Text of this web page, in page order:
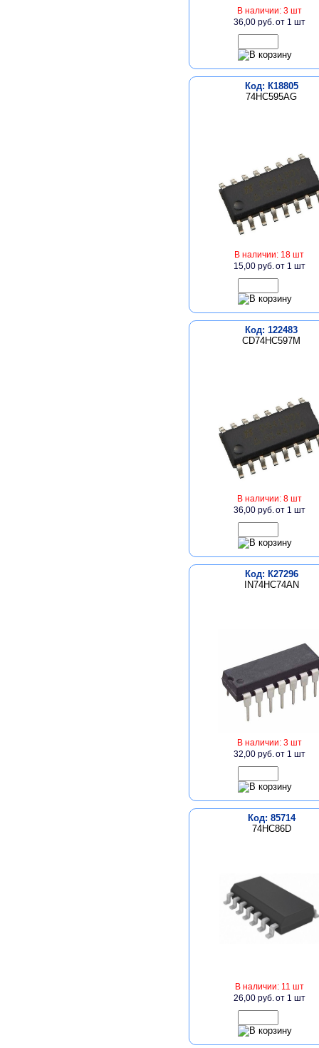
В наличии: 3 шт
36,00 руб.от 1 шт
Код: К18805
74HC595AG
В наличии: 18 шт
15,00 руб.от 1 шт
Код: 122483
CD74HC597M
В наличии: 8 шт
36,00 руб.от 1 шт
Код: К27296
IN74HC74AN
В наличии: 3 шт
32,00 руб.от 1 шт
Код: 85714
74HC86D
В наличии: 11 шт
26,00 руб.от 1 шт